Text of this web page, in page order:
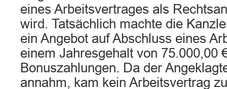
eines Arbeitsvertrages als
wird. Tatsächlich machte die
ein Angebot auf Abschluss eines
einem Jahresgehalt von 75.000,00
Bonuszahlungen. Da der
annahm, kam kein Arbeitsvertrag